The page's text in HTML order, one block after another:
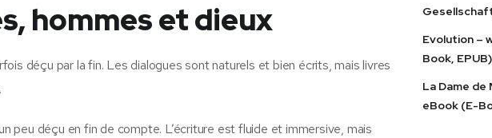
hommes et dieux
déçu par la fin. Les dialogues sont naturels et bien écrits, mais livres
peu déçu en fin de compte. L’écriture est fluide et immersive, mais
Evolution –
Book, EPUB)
La Dame de
eBook (E-